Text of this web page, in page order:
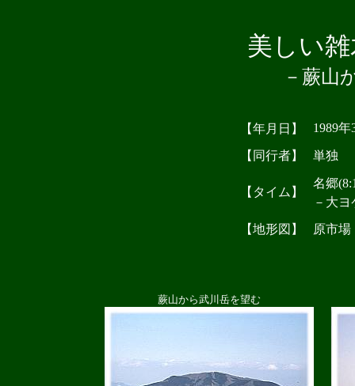
美しい
－蕨山
【年月日】 1989年
【同行者】 単独
【タイム】
名郷
－大
【地形図】
原市場
蕨山から武川岳を望む